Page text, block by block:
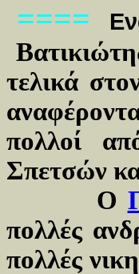
====
τελικά
πολλοί
Σπετσών
Ο
πολλές
πολλές